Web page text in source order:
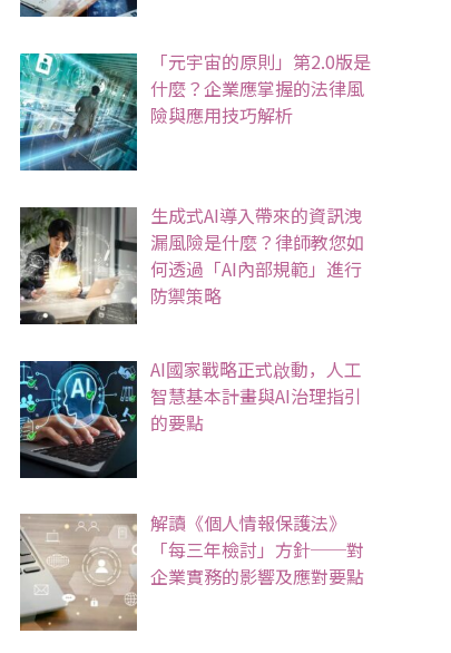
「元宇宙的原則」第2.0版是
什麼？企業應掌握的法律風
險與應用技巧解析
生成式AI導入帶來的資訊洩
漏風險是什麼？律師教您如
何透過「AI內部規範」進行
防禦策略
AI國家戰略正式啟動，人工
智慧基本計畫與AI治理指引
的要點
解讀《個人情報保護法》
「每三年檢討」方針──對
企業實務的影響及應對要點